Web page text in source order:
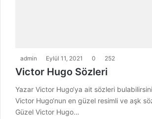
admin Eylül 11, 2021 0 252
Victor Hugo Sözleri
Yazar Victor Hugo‘ya ait sözleri
Victor Hugo‘nun en güzel resimli ve aşk
Güzel Victor Hugo…